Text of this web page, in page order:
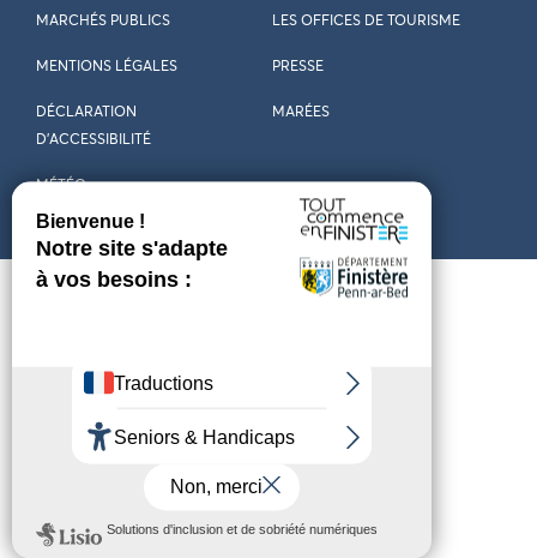
MARCHÉS PUBLICS LES OFFICES DE TOURISME
MENTIONS LÉGALES PRESSE
DÉCLARATION
D’ACCESSIBILITÉ
MARÉES
MÉTÉO